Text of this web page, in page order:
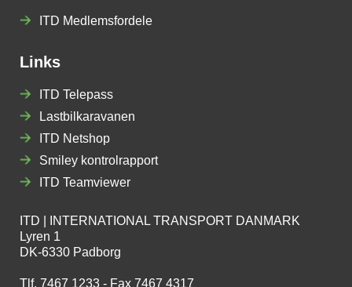
ITD Medlemsfordele
Links
ITD Telepass
Lastbilkaravanen
ITD Netshop
Smiley kontrolrapport
ITD Teamviewer
ITD | INTERNATIONAL TRANSPORT DANMARK
Lyren 1
DK-6330 Padborg
Tlf. 7467 1233 - Fax 7467 4317